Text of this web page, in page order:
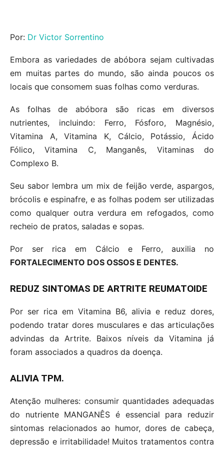
Por: Dr Victor Sorrentino
Embora as variedades de abóbora sejam cultivadas
em muitas partes do mundo, são ainda poucos os
locais que consomem suas folhas como verduras.
As folhas de abóbora são ricas em diversos
nutrientes, incluindo: Ferro, Fósforo, Magnésio,
Vitamina A, Vitamina K, Cálcio, Potássio, Ácido
Fólico, Vitamina C, Manganês, Vitaminas do
Complexo B.
Seu sabor lembra um mix de feijão verde, aspargos,
brócolis e espinafre, e as folhas podem ser utilizadas
como qualquer outra verdura em refogados, como
recheio de pratos, saladas e sopas.
Por ser rica em Cálcio e Ferro, auxilia no
FORTALECIMENTO DOS OSSOS E DENTES.
REDUZ SINTOMAS DE ARTRITE REUMATOIDE
Por ser rica em Vitamina B6, alivia e reduz dores,
podendo tratar dores musculares e das articulações
advindas da Artrite. Baixos níveis da Vitamina já
foram associados a quadros da doença.
ALIVIA TPM.
Atenção mulheres: consumir quantidades adequadas
do nutriente MANGANÊS é essencial para reduzir
sintomas relacionados ao humor, dores de cabeça,
depressão e irritabilidade! Muitos tratamentos contra